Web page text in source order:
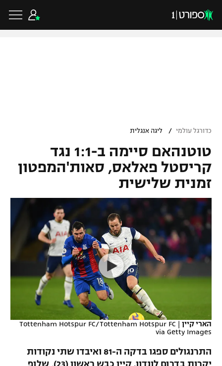
VOD
תוצאות
לוח שידורים
גביע הטוטו
ליגיונרים
גביע המדינה
נבחרת ישראל
מכבי חיפה
הפועל תל אביב
הפועל חיפה
ליגת האלופות
ליגה אירופית
ליגה אנגלית
ליגה גרמנית
ליגה ספרדית
ליגה איטלקית
ליגה הולנדית
ליגה סינית
כדורסל ישראלי
ליגת ווינר סל
ליגה לאומית
כדורסל נשים
מכבי תל אביב
הפועל חולון
דני אבדיה
כדורסל עולמי
NBA
יורוקאפ
ענפים נוספים
שחייה
כדורגל עולמי / ליגה אנגלית
טוטנהאם סיימה ב-1:1 נגד
קריסטל פאלאס, סאות'המפטון
זמנית שלישית
הארי קיין |
Tottenham Hotspur FC/Tottenham Hotspur FC
via Getty Images
התרנגולים ספגו בדקה ה-81 ואיבדו שתי נקודות
יקרות בדרום לונדון. קיין כבש ראשון (23), שלופ